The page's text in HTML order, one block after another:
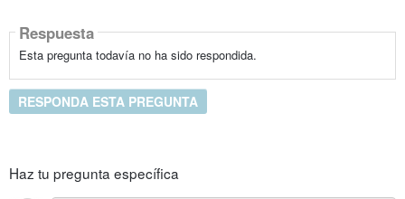
Respuesta
Esta pregunta todavía no ha sido respondida.
RESPONDA ESTA PREGUNTA
Haz tu pregunta específica